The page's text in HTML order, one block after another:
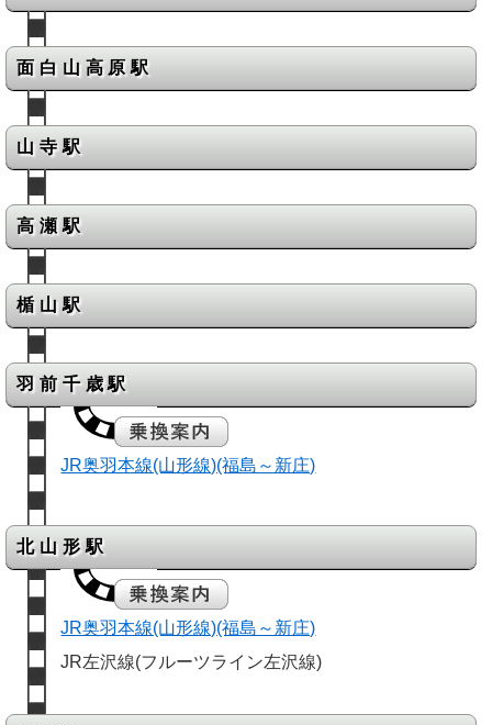
面白山高原駅
山寺駅
高瀬駅
楯山駅
羽前千歳駅
JR奥羽本線(山形線)(福島～新庄)
北山形駅
JR奥羽本線(山形線)(福島～新庄)
JR左沢線(フルーツライン左沢線)